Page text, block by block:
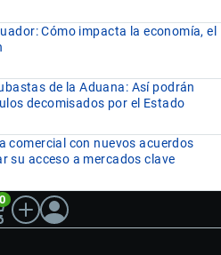
Cómo impacta la economía, el
de la Aduana: Así podrán
decomisados por el Estado
comercial con nuevos acuerdos
su acceso a mercados clave
0